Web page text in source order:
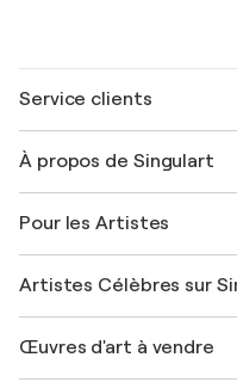
Service clients
Expédition
Offrir une carte cadeau
Rejoignez notre
Mon compte
+33 1 76 44 06 42
À propos de Singulart
FAQ
Magazine Singulart
Emplois
Découvrez une sélection
Pour les Artistes
Se connecter en tant
Artistes Célèbres sur
Marc Chagall
Œuvres d'art à vendre